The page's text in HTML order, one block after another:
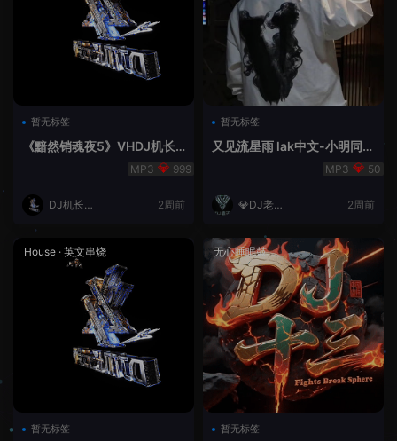
暂无标签
《黯然销魂夜5》VHDJ机长
999
DJ机长云
2周前
暂无标签
又见流星雨 lak中文-小明同学
50
💎DJ老王
2周前
House · 英文串烧
暂无标签
无心睡眠鼓
暂无标签